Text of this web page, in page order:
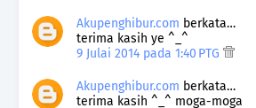
Akupenghibur.com berkata…
terima kasih ye ^_^
9 Julai 2014 pada 1:40 PTG
Akupenghibur.com berkata…
terima kasih ^_^ moga-moga